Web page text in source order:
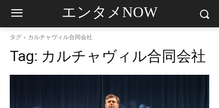
エンタメNOW
タグ カルチャヴィル合同会社
Tag: カルチャヴィル合同会社